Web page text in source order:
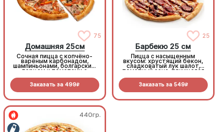
75
Домашняя 25см
Сочная пицца с копчёно-
варёным карбонадом,
шампиньонами, болгарским
перцем и томатами с
Заказать за 499R
25
Барбекю 25 см
Пицца с насыщенным
вкусом: хрустящий бекон,
сладковатый лук шалот,
томатный соус, тянущаяся
прянный соус барбекю.
Заказать за 549R
440гр.